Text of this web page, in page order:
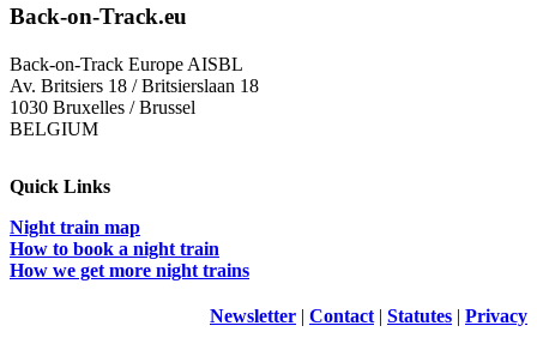
Back-on-Track.eu
Back-on-Track Europe AISBL
Av. Britsiers 18 / Britsierslaan 18
1030 Bruxelles / Brussel
BELGIUM
Quick Links
Night train map
How to book a night train
How we get more night trains
Newsletter | Contact | Statutes | Privacy